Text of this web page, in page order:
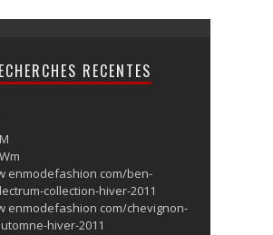
RECENTES
enmodefashion com/ben-
collection-hiver-2011
enmodefashion com/chevignon-
hiver-2011